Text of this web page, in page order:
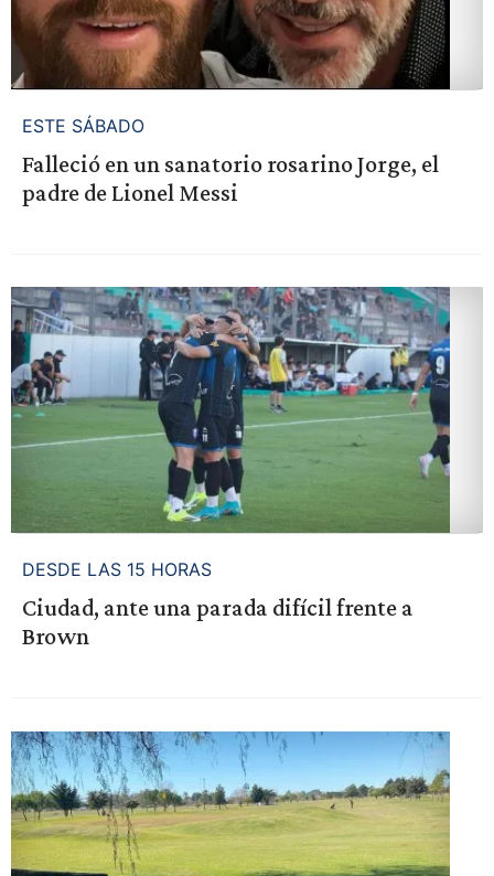
ESTE SÁBADO
Falleció en un sanatorio rosarino Jorge, el
padre de Lionel Messi
DESDE LAS 15 HORAS
Ciudad, ante una parada difícil frente a
Brown